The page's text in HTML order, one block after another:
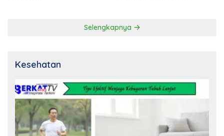
Selengkapnya
Kesehatan